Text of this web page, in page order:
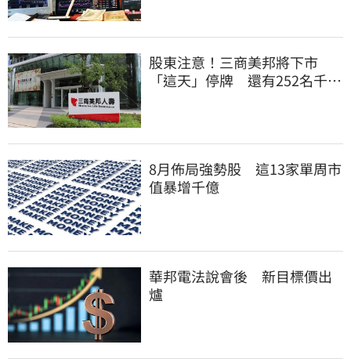
股東注意！三商美邦將下市
「這天」停牌 還有252名千張
8月佈局強勢股 這13家單周市
值暴增千億
華邦電法說會後 新目標價出
爐